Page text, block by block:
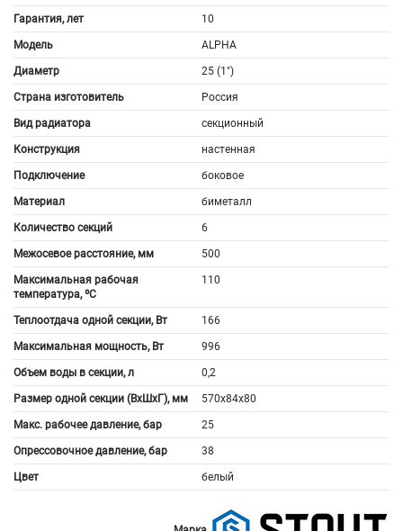
Гарантия, лет 10
Модель ALPHA
Диаметр 25 (1")
Страна изготовитель Россия
Вид радиатора секционный
Конструкция настенная
Подключение боковое
Материал биметалл
Количество секций 6
Межосевое расстояние, мм 500
Максимальная рабочая
температура, ºС
110
Теплоотдача одной секции, Вт 166
Максимальная мощность, Вт 996
Объем воды в секции, л 0,2
Размер одной секции (ВхШхГ), мм 570x84x80
Макс. рабочее давление, бар 25
Опрессовочное давление, бар 38
Цвет белый